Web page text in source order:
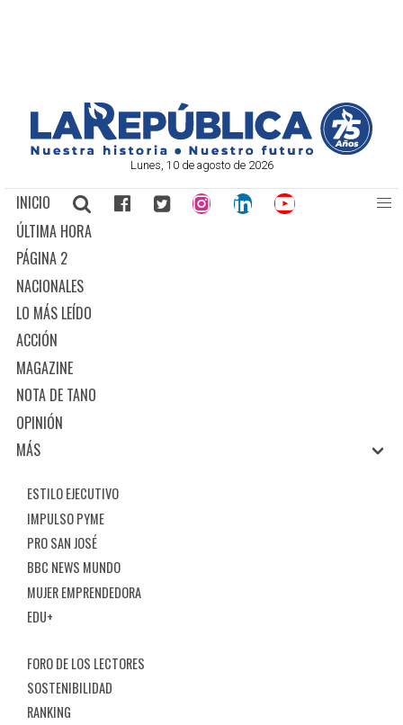
Lunes, 10 de agosto de 2026
INICIO
ÚLTIMA HORA
PÁGINA 2
NACIONALES
LO MÁS LEÍDO
ACCIÓN
MAGAZINE
NOTA DE TANO
OPINIÓN
MÁS
ESTILO EJECUTIVO
IMPULSO PYME
PRO SAN JOSÉ
BBC NEWS MUNDO
MUJER EMPRENDEDORA
EDU+
FORO DE LOS LECTORES
SOSTENIBILIDAD
RANKING